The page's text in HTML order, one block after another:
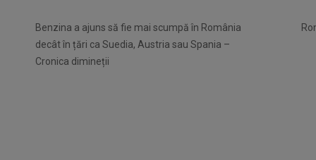
Benzina a ajuns să fie mai scumpă în România
decât în țări ca Suedia, Austria sau Spania –
Cronica dimineții